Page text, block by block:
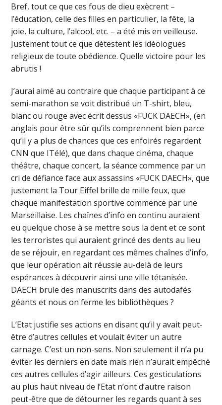
Bref, tout ce que ces fous de dieu exècrent –
l’éducation, celle des filles en particulier, la fête, la
joie, la culture, l’alcool, etc. – a été mis en veilleuse.
Justement tout ce que détestent les idéologues
religieux de toute obédience. Quelle victoire pour les
abrutis !
J’aurai aimé au contraire que chaque participant à ce
semi-marathon se voit distribué un T-shirt, bleu,
blanc ou rouge avec écrit dessus «FUCK DAECH», (en
anglais pour être sûr qu’ils comprennent bien parce
qu’il y a plus de chances que ces enfoirés regardent
CNN que ITélé), que dans chaque cinéma, chaque
théâtre, chaque concert, la séance commence par un
cri de défiance face aux assassins «FUCK DAECH», que
justement la Tour Eiffel brille de mille feux, que
chaque manifestation sportive commence par une
Marseillaise. Les chaînes d’info en continu auraient
eu quelque chose à se mettre sous la dent et ce sont
les terroristes qui auraient grincé des dents au lieu
de se réjouir, en regardant ces mêmes chaînes d’info,
que leur opération ait réussie au-delà de leurs
espérances à découvrir ainsi une ville tétanisée.
DAECH brule des manuscrits dans des autodafés
géants et nous on ferme les bibliothèques ?
L’Etat justifie ses actions en disant qu’il y avait peut-
être d’autres cellules et voulait éviter un autre
carnage. C’est un non-sens. Non seulement il n’a pu
éviter les derniers en date mais rien n’aurait empêché
ces autres cellules d’agir ailleurs. Ces gesticulations
au plus haut niveau de l’Etat n’ont d’autre raison
peut-être que de détourner les regards quant à ses